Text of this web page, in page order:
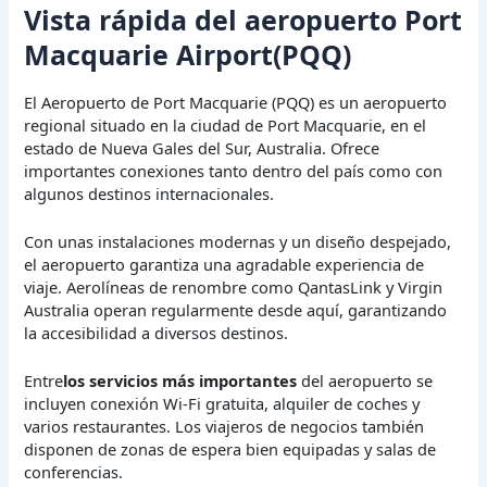
Vista rápida del aeropuerto Port
Macquarie Airport(PQQ)
El Aeropuerto de Port Macquarie (PQQ) es un aeropuerto
regional situado en la ciudad de Port Macquarie, en el
estado de Nueva Gales del Sur, Australia. Ofrece
importantes conexiones tanto dentro del país como con
algunos destinos internacionales.
Con unas instalaciones modernas y un diseño despejado,
el aeropuerto garantiza una agradable experiencia de
viaje. Aerolíneas de renombre como QantasLink y Virgin
Australia operan regularmente desde aquí, garantizando
la accesibilidad a diversos destinos.
Entrelos servicios más importantes del aeropuerto se
incluyen conexión Wi-Fi gratuita, alquiler de coches y
varios restaurantes. Los viajeros de negocios también
disponen de zonas de espera bien equipadas y salas de
conferencias.